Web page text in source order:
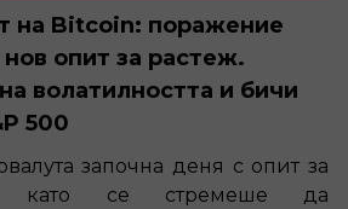
на Bitcoin: поражение
опит за растеж.
волатилността и бичи
500
започна деня с опит за
като се стремеше да